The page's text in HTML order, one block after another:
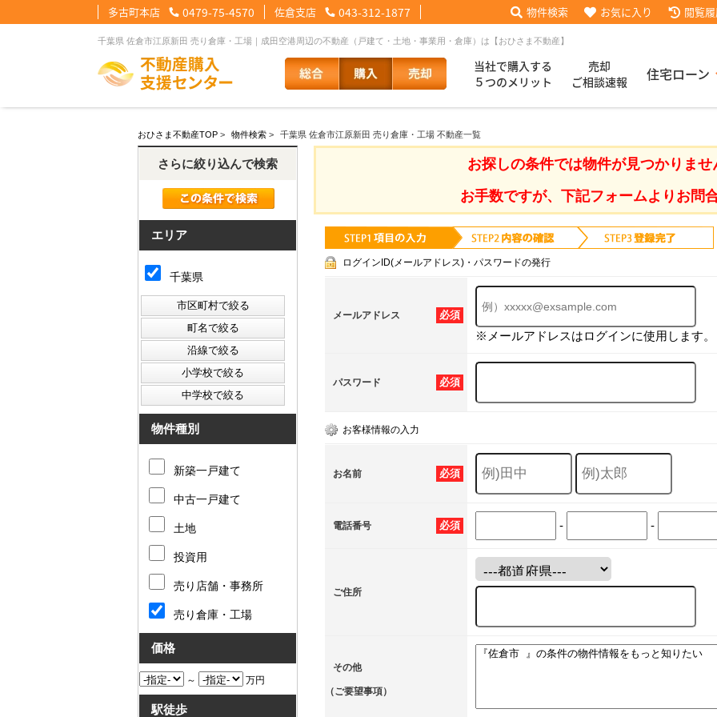
千葉県 佐倉市江原新田 売り倉庫・工場｜成田空港周辺の不動産（戸建て・土地・事業用・倉庫）は【おひさま不動産】
多古町本店 0479-75-4570 佐倉支店 043-312-1877 物件検索 お気に入り 閲覧
当社で購入する
５つのメリット
売却
ご相談速報
住宅ローン
【住宅ローンメニュー】
住宅ローンに強い理由
【会社情報メニュー】
会社概要 スタッフ紹介 お客様の声 当社の歩み 履歴
その他の事業紹介 健康経営優良法人2025 採用情報
【お問合せメニュー】
メール問合せ LINE問合せ 査定依頼 協力業者様募集 ローコ
おひさま不動産TOP > 物件検索 > 千葉県 佐倉市江原新田 売り倉庫・工場 不動産一覧
お探しの条件では物件が見つかりませ
お手数ですが、下記フォームよりお問
ログインID(メールアドレス)・パスワードの発行
必須
メールアドレス
※メールアドレスはログインに使用します。
必須
パスワード
お客様情報の入力
必須
お名前
必須
電話番号 - -
ご住所
その他
（ご要望事項）
さらに絞り込んで検索
エリア
千葉県
物件種別
新築一戸建て
中古一戸建て
土地
投資用
売り店舗・事務所
売り倉庫・工場
価格
～ 万円
駅徒歩